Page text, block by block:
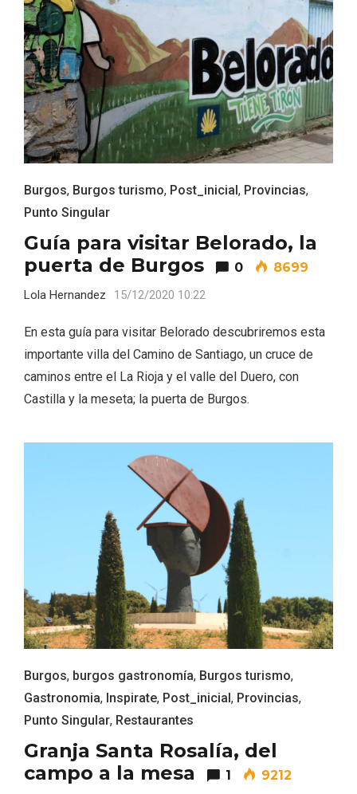
Burgos, Burgos turismo, Post_inicial, Provincias,
Punto Singular
Guía para visitar Belorado, la
puerta de Burgos
0 8699
Lola Hernandez 15/12/2020 10:22
En esta guía para visitar Belorado descubriremos esta
importante villa del Camino de Santiago, un cruce de
caminos entre el La Rioja y el valle del Duero, con
Castilla y la meseta; la puerta de Burgos.
Burgos, burgos gastronomía, Burgos turismo,
Gastronomia, Inspirate, Post_inicial, Provincias,
Punto Singular, Restaurantes
Granja Santa Rosalía, del
campo a la mesa
1 9212
El Cronicón de Oña sale a la calle
Conciertos gratuitos del coro Wetherby
Preparatory School en Ávila y Salamanca